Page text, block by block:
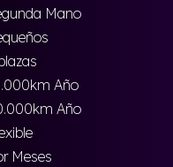
Mano
Año
Año
Meses